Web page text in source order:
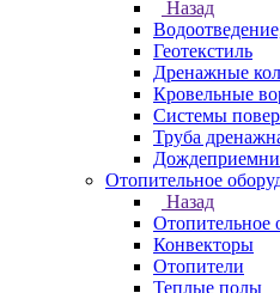
Назад
Геотекстиль
Дренажные
Кровельные
Системы
Труба
Отопительное
Назад
Отопительное
Конвекторы
Отопители
Теплые полы